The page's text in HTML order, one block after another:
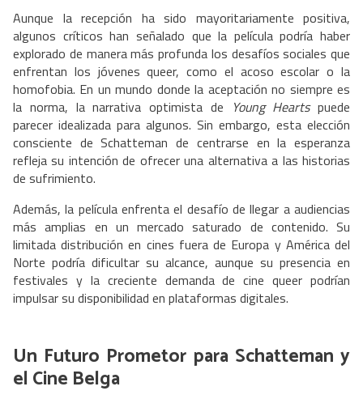
Aunque la recepción ha sido mayoritariamente positiva,
algunos críticos han señalado que la película podría haber
explorado de manera más profunda los desafíos sociales que
enfrentan los jóvenes queer, como el acoso escolar o la
homofobia. En un mundo donde la aceptación no siempre es
la norma, la narrativa optimista de Young Heartspuede
parecer idealizada para algunos. Sin embargo, esta elección
consciente de Schatteman de centrarse en la esperanza
refleja su intención de ofrecer una alternativa a las historias
de sufrimiento.
Además, la película enfrenta el desafío de llegar a audiencias
más amplias en un mercado saturado de contenido. Su
limitada distribución en cines fuera de Europa y América del
Norte podría dificultar su alcance, aunque su presencia en
festivales y la creciente demanda de cine queer podrían
impulsar su disponibilidad en plataformas digitales.
Un Futuro Prometor para Schatteman y
el Cine Belga